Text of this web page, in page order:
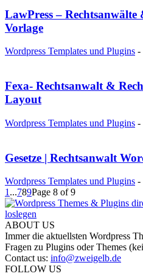
LawPress –
Vorlage
Wordpress Templates und Plugins -
Fexa- Rechtsanwalt &
Layout
Wordpress Templates und Plugins -
Gesetze | Rechtsanwalt
Wordpress Templates und Plugins -
1 ...789Page 8 of 9
ABOUT US
Immer die aktuellsten Wordpress
Fragen zu Plugins oder Themes
Contact us: info@zweigelb.de
FOLLOW US